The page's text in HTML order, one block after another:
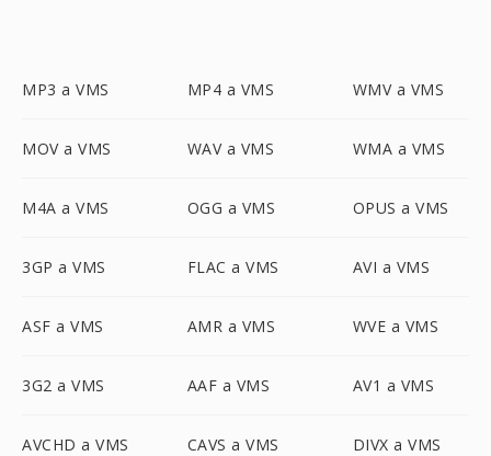
MP3 a VMS MP4 a VMS WMV a VMS
MOV a VMS WAV a VMS WMA a VMS
M4A a VMS OGG a VMS OPUS a VMS
3GP a VMS FLAC a VMS AVI a VMS
ASF a VMS AMR a VMS WVE a VMS
3G2 a VMS AAF a VMS AV1 a VMS
AVCHD a VMS CAVS a VMS DIVX a VMS